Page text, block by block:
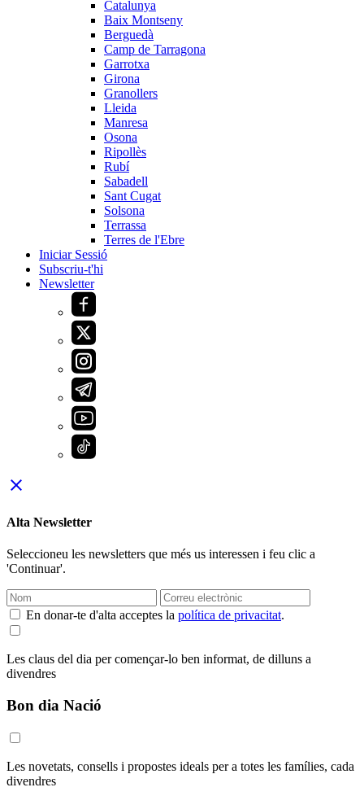
Catalunya
Baix Montseny
Berguedà
Camp de Tarragona
Garrotxa
Girona
Granollers
Lleida
Manresa
Osona
Ripollès
Rubí
Sabadell
Sant Cugat
Solsona
Terrassa
Terres de l'Ebre
Iniciar Sessió
Subscriu-t'hi
Newsletter
close
Alta Newsletter
Seleccioneu les newsletters que més us interessen i feu clic a
'Continuar'.
En donar-te d'alta acceptes la política de privacitat.
Les claus del dia per començar-lo ben informat, de dilluns a
divendres
Bon dia Nació
Les novetats, consells i propostes ideals per a totes les famílies, cada
divendres